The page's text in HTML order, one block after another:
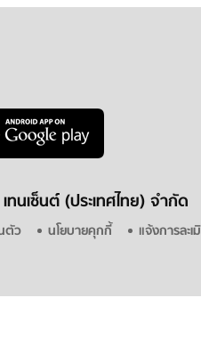
นเซ็นต์ (ประเทศไทย) จำกัด
ตัว นโยบายคุกกี้ แจ้งการละ